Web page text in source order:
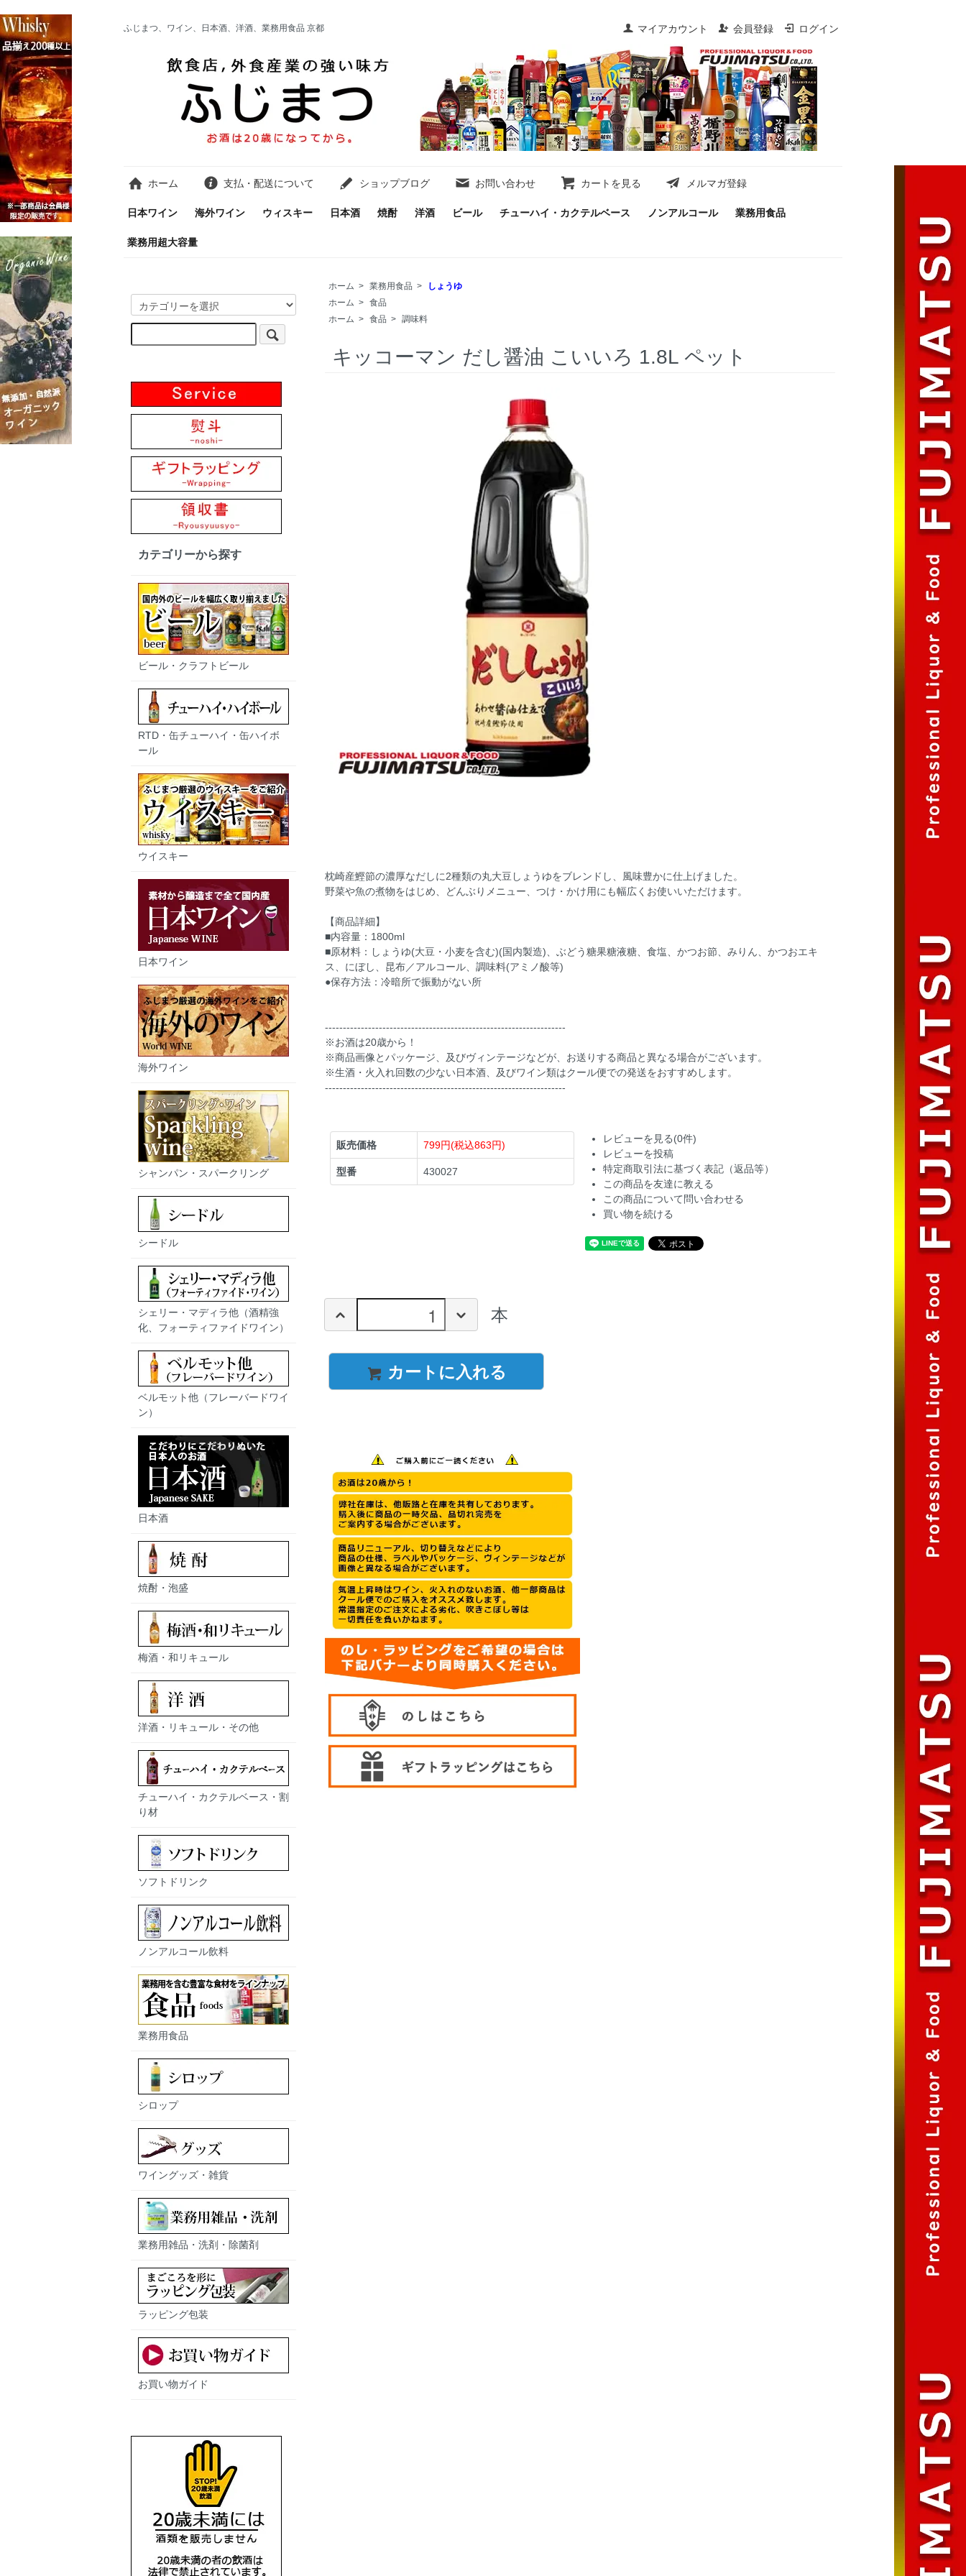
マイアカウント 会員登録 ログイン
ふじまつ、ワイン、日本酒、洋酒、業務用食品 京都
ホーム 支払・配送について ショップブログ お問い合わせ カートを見る メルマガ登録
日本ワイン 海外ワイン ウィスキー 日本酒 焼酎 洋酒 ビール チューハイ・カクテルベース ノンアルコール 業務用食品
業務用超大容量
ホーム > 業務用食品 >
しょうゆ
ホーム > 食品
ホーム > 食品 > 調味料
キッコーマン だし醤油 こいいろ 1.8L ペット
枕崎産鰹節の濃厚なだしに2種類の丸大豆しょうゆをブレンドし、風味豊かに仕上げました。
野菜や魚の煮物をはじめ、どんぶりメニュー、つけ・かけ用にも幅広くお使いいただけます。
【商品詳細】
■内容量：1800ml
■原材料：しょうゆ(大豆・小麦を含む)(国内製造)、ぶどう糖果糖液糖、食塩、かつお節、みりん、かつおエキ
ス、にぼし、昆布／アルコール、調味料(アミノ酸等)
●保存方法：冷暗所で振動がない所
-------------------------------------------------------------------
※お酒は20歳から！
※商品画像とパッケージ、及びヴィンテージなどが、お送りする商品と異なる場合がございます。
※生酒・火入れ回数の少ない日本酒、及びワイン類はクール便での発送をおすすめします。
-------------------------------------------------------------------
販売価格 799円(税込863円)
型番 430027
レビューを見る(0件)
レビューを投稿
特定商取引法に基づく表記（返品等）
この商品を友達に教える
この商品について問い合わせる
買い物を続ける
本
カートに入れる
カテゴリーから探す
ビール・クラフトビール
RTD・缶チューハイ・缶ハイボ
ール
ウイスキー
日本ワイン
海外ワイン
シャンパン・スパークリング
シードル
シェリー・マディラ他（酒精強
化、フォーティファイドワイン）
ベルモット他（フレーバードワイ
ン）
日本酒
焼酎・泡盛
梅酒・和リキュール
洋酒・リキュール・その他
チューハイ・カクテルベース・割
り材
ソフトドリンク
ノンアルコール飲料
業務用食品
シロップ
ワイングッズ・雑貨
業務用雑品・洗剤・除菌剤
ラッピング包装
お買い物ガイド